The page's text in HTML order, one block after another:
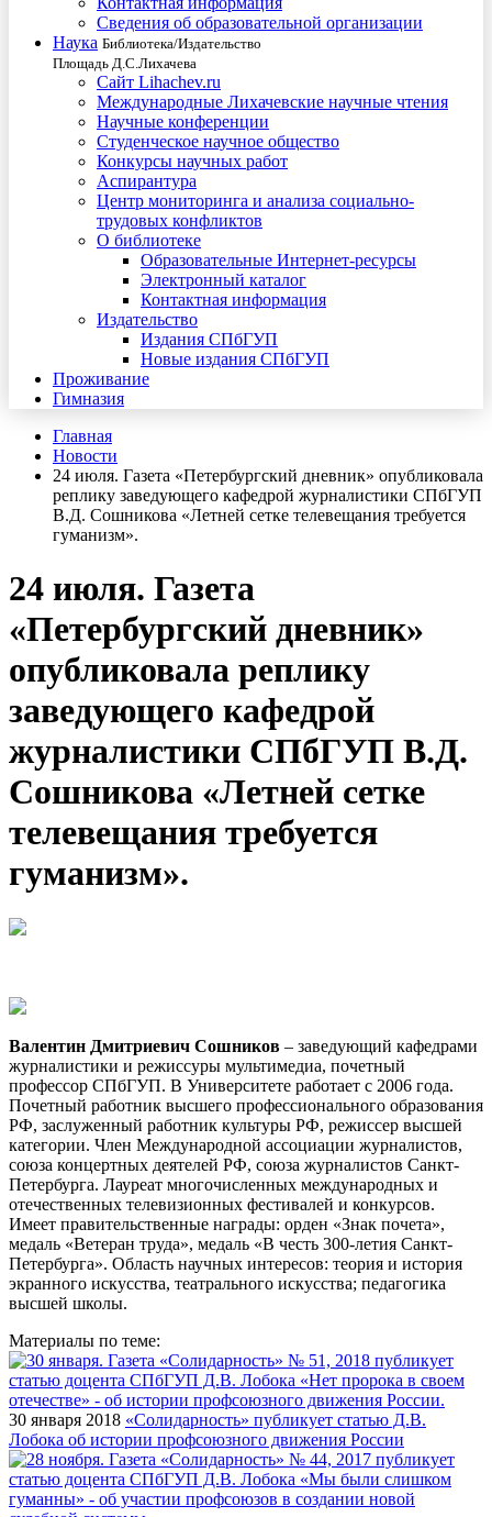
Сведения об образовательной организации
Наука Библиотека/Издательство
Площадь Д.С.Лихачева
Сайт Lihachev.ru
Международные Лихачевские научные чтения
Научные конференции
Студенческое научное общество
Конкурсы научных работ
Аспирантура
Центр мониторинга и анализа социально-
трудовых конфликтов
О библиотеке
Образовательные Интернет-ресурсы
Электронный каталог
Контактная информация
Издательство
Издания СПбГУП
Новые издания СПбГУП
Проживание
Гимназия
Главная
Новости
24 июля. Газета «Петербургский дневник» опубликовала
реплику заведующего кафедрой журналистики СПбГУП
В.Д. Сошникова «Летней сетке телевещания требуется
гуманизм».
24 июля. Газета
«Петербургский дневник»
опубликовала реплику
заведующего кафедрой
журналистики СПбГУП В.Д.
Сошникова «Летней сетке
телевещания требуется
гуманизм».
Валентин Дмитриевич Сошников – заведующий кафедрами
журналистики и режиссуры мультимедиа, почетный
профессор СПбГУП. В Университете работает с 2006 года.
Почетный работник высшего профессионального образования
РФ, заслуженный работник культуры РФ, режиссер высшей
категории. Член Международной ассоциации журналистов,
союза концертных деятелей РФ, союза журналистов Санкт-
Петербурга. Лауреат многочисленных международных и
отечественных телевизионных фестивалей и конкурсов.
Имеет правительственные награды: орден «Знак почета»,
медаль «Ветеран труда», медаль «В честь 300-летия Санкт-
Петербурга». Область научных интересов: теория и история
экранного искусства, театрального искусства; педагогика
высшей школы.
Материалы по теме:
30 января 2018 «Солидарность» публикует статью Д.В.
Лобока об истории профсоюзного движения России